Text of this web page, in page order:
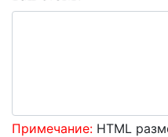
Примечание: HTML